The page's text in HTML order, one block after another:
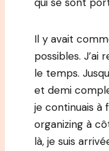
qui se sont
Il y avait
possibles.
le temps.
et demi
je continuais à
organizing à
là, je suis